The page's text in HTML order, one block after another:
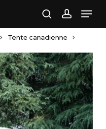
search
Tente canadienne